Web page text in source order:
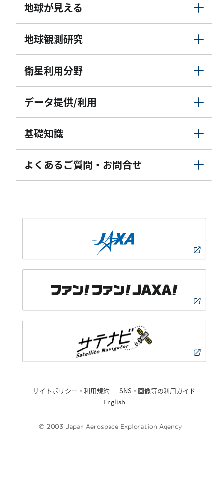
地球が見える
地球観測研究
衛星利用分野
データ提供/利用
基礎知識
よくあるご質問・お問合せ
サイトポリシー・利用規約
SNS・画像等の利用ガイド
English
© 2003 Japan Aerospace Exploration Agency